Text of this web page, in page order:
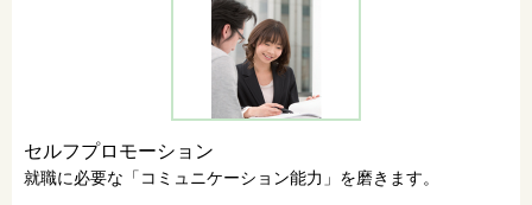
セルフプロモーション
就職に必要な「コミュニケーション能力」を磨きます。